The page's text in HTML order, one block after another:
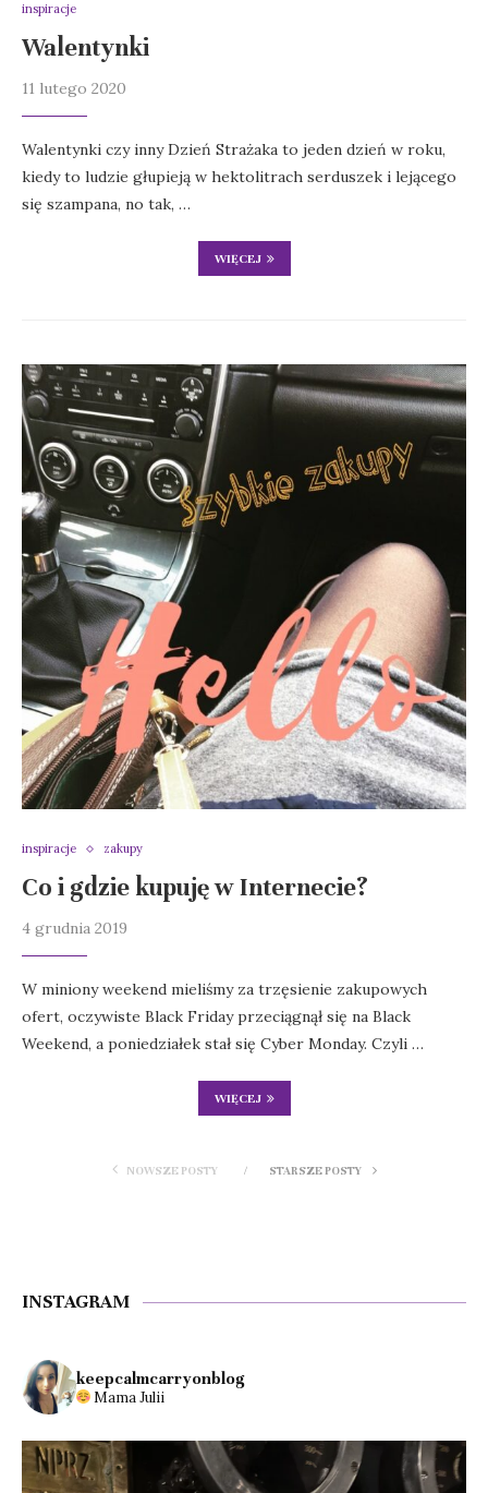
inspiracje
Walentynki
11 lutego 2020
Walentynki czy inny Dzień Strażaka to jeden dzień w roku,
kiedy to ludzie głupieją w hektolitrach serduszek i lejącego
się szampana, no tak, …
WIĘCEJ
inspiracje zakupy
Co i gdzie kupuję w Internecie?
4 grudnia 2019
W miniony weekend mieliśmy za trzęsienie zakupowych
ofert, oczywiste Black Friday przeciągnął się na Black
Weekend, a poniedziałek stał się Cyber Monday. Czyli …
WIĘCEJ
NOWSZE POSTY STARSZE POSTY
INSTAGRAM
keepcalmcarryonblog
Mama Julii